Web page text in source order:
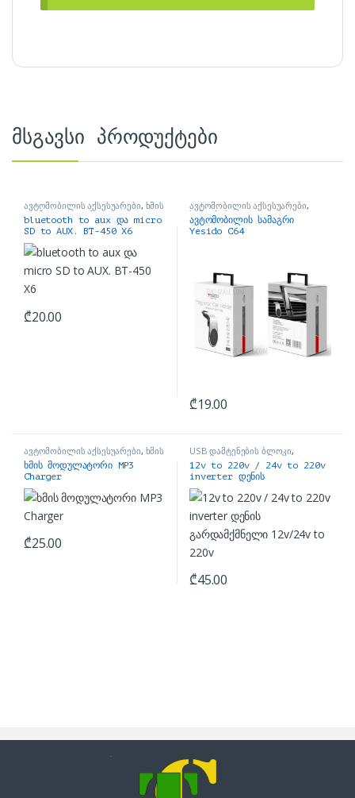
მსგავსი პროდუქტები
ავტომობილის აქსესუარები, ხმის
FM მოდულატორი
bluetooth to aux და micro
SD to AUX. BT-450 X6
₾20.00
ავტომობილის აქსესუარები,
სამაგრები
ავტომობილის სამაგრი
Yesido C64
₾19.00
ავტომობილის აქსესუარები, ხმის
FM მოდულატორი
ხმის მოდულატორი MP3
Charger
₾25.00
USB დამტენების ბლოკი,
ავტომობილის აქსესუარები
12v to 220v / 24v to 220v
inverter დენის
გარდამქმნელი 12v/24v to
220v
₾45.00